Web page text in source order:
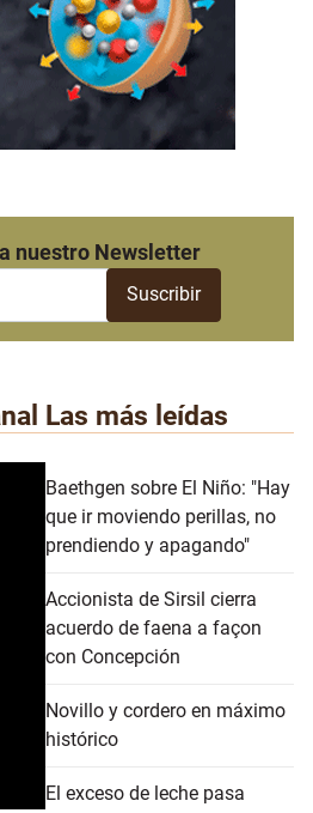
nuestro Newsletter
Las más leídas
Baethgen sobre El Niño: "Hay
que ir moviendo perillas, no
prendiendo y apagando"
Accionista de Sirsil cierra
acuerdo de faena a façon
con Concepción
Novillo y cordero en máximo
histórico
El exceso de leche pasa